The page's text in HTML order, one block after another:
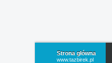
Strona główna
www.tazbirek.pl